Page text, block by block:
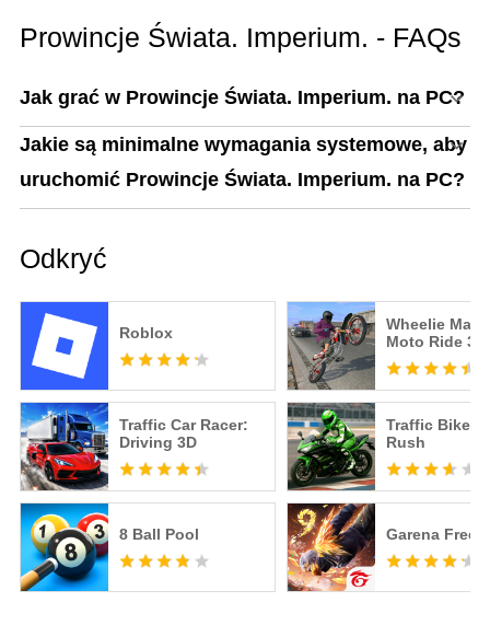
Prowincje Świata. Imperium. - FAQs
Jak grać w Prowincje Świata. Imperium. na PC?
Jakie są minimalne wymagania systemowe, aby
uruchomić Prowincje Świata. Imperium. na PC?
Odkryć
Roblox
Wheelie
Moto Ride 3D
Traffic Car Racer:
Driving 3D
Traffic Bike
Rush
8 Ball Pool Garena Free